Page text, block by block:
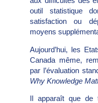
outil statistique
satisfaction ou
moyens
Aujourd’hui, les
Canada même,
par l’évaluation
Why Knowledge
Il apparaît que de